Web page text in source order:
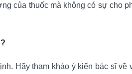
của thuốc mà không có sự cho
Hãy tham khảo ý kiến bác sĩ